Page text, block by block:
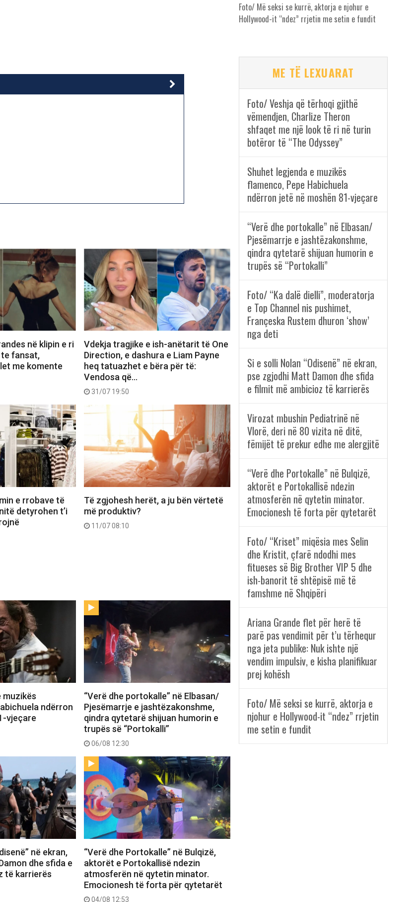
në klipin e ri
fansat,
me komente
Vdekja tragjike e ish-anëtarit të One
Direction, e dashura e Liam Payne
heq tatuazhet e bëra për të:
Vendosa që…
31/07 19:50
e rrobave të
detyrohen t’i
Të zgjohesh herët, a ju bën vërtetë
më produktiv?
11/07 08:10
muzikës
ndërron
vjeçare
“Verë dhe portokalle” në Elbasan/
Pjesëmarrje e jashtëzakonshme,
qindra qytetarë shijuan humorin e
trupës së “Portokalli”
06/08 12:30
në ekran,
dhe sfida e
të karrierës
“Verë dhe Portokalle” në Bulqizë,
aktorët e Portokallisë ndezin
atmosferën në qytetin minator.
Emocionesh të forta për qytetarët
04/08 12:53
Foto/ Më seksi se kurrë, aktorja e njohur e
Hollywood-it “ndez” rrjetin me setin e fundit
ME TË LEXUARAT
Foto/ Veshja që tërhoqi gjithë
vëmendjen, Charlize Theron
shfaqet me një look të ri në turin
botëror të “The Odyssey”
Shuhet legjenda e muzikës
flamenco, Pepe Habichuela
ndërron jetë në moshën 81-vjeçare
“Verë dhe portokalle” në Elbasan/
Pjesëmarrje e jashtëzakonshme,
qindra qytetarë shijuan humorin e
trupës së “Portokalli”
Foto/ “Ka dalë dielli”, moderatorja
e Top Channel nis pushimet,
Françeska Rustem dhuron ‘show’
nga deti
Si e solli Nolan “Odisenë” në ekran,
pse zgjodhi Matt Damon dhe sfida
e filmit më ambicioz të karrierës
Virozat mbushin Pediatrinë në
Vlorë, deri në 80 vizita në ditë,
fëmijët të prekur edhe me alergjitë
“Verë dhe Portokalle” në Bulqizë,
aktorët e Portokallisë ndezin
atmosferën në qytetin minator.
Emocionesh të forta për qytetarët
Foto/ “Kriset” miqësia mes Selin
dhe Kristit, çfarë ndodhi mes
fitueses së Big Brother VIP 5 dhe
ish-banorit të shtëpisë më të
famshme në Shqipëri
Ariana Grande flet për herë të
parë pas vendimit për t’u tërhequr
nga jeta publike: Nuk ishte një
vendim impulsiv, e kisha planifikuar
prej kohësh
Foto/ Më seksi se kurrë, aktorja e
njohur e Hollywood-it “ndez” rrjetin
me setin e fundit